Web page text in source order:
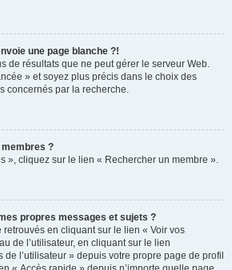
une page blanche ?!
de résultats que ne peut gérer le serveur Web.
» et soyez plus précis dans le choix des
concernés par la recherche.
?
», cliquez sur le lien « Rechercher un membre ».
propres messages et sujets ?
retrouvés en cliquant sur le lien « Voir vos
de l’utilisateur, en cliquant sur le lien
l’utilisateur » depuis votre propre page de profil